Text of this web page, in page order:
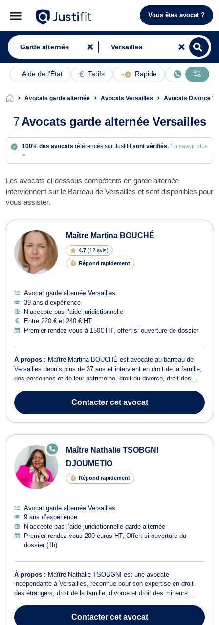
Vous êtes avocat ?
Aide de l'État Tarifs Rapide En ligne
Avocats garde alternée Avocats Versailles Avocats Divorce
7 Avocats garde alternée Versailles
100% des avocats référencés sur Justifitsont vérifiés. En savoir plus
>
Les avocats ci-dessous compétents en garde alternée
interviennent sur le Barreau de Versailles et sont disponibles pour
vous assister.
Avocats en garde alternée à
Maître Martina BOUCHÉ
4.7 (12 avis)
Répond rapidement
Avocat garde alternée Versailles
39 ans d’expérience
N’accepte pas l’aide juridictionnelle
Entre 220 € et 240 € HT
Premier rendez-vous à 150€ HT, offert si ouverture de dossier
À propos : Maître Martina BOUCHÉ est avocate au barreau de
Versailles depuis plus de 37 ans et intervient en droit de la famille,
des personnes et de leur patrimoine, droit du divorce, droit des
reconnue en droit de la famille, des personnes et de leur patrimoine
et sau...
Contactercet avocat
Maître Nathalie TSOBGNI
DJOUMETIO
Répond rapidement
E
N
N
E
Avocat garde alternée Versailles
9 ans d’expérience
N’accepte pas l’aide juridictionnelle garde alternée
Premier rendez-vous 200 euros HT, Offert si ouverture du
dossier (1h)
À propos : Maître Nathalie TSOBGNI est une avocate
indépendante à Versailles, reconnue pour son expertise en droit
des étrangers, droit de la famille, divorce et droit des mineurs.
avec rigueur et engagement dans l’ensemble de leurs
problématiques juridiques et judiciaires,...
Contactercet avocat